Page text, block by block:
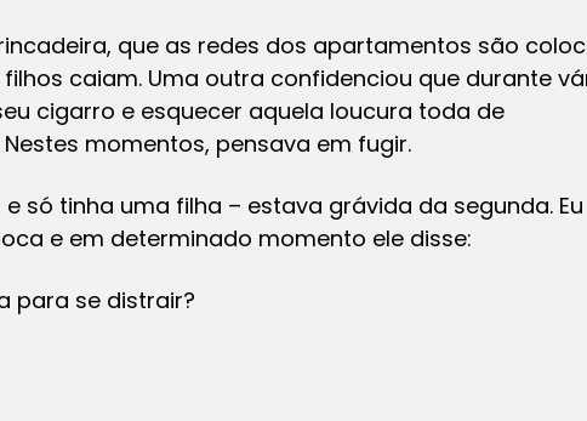
que as redes dos apartamentos são
caiam. Uma outra confidenciou que durante
cigarro e esquecer aquela loucura toda de
momentos, pensava em fugir.
só tinha uma filha – estava grávida da segunda. Eu
e em determinado momento ele disse:
para se distrair?